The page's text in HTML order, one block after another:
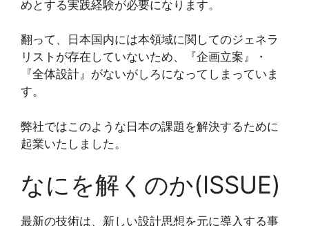
めとする実践経験が必要になります。
翻って、日本国内には本領域に関してのジェネラ
リストが存在していないため、『企画立案』・
『全体設計』がないがしろになってしまっていま
す。
弊社ではこのような日本の課題を解決するために
起業いたしました。
なにを解くのか(ISSUE)
最新の技術は、新しい設計思想を元に導入する事